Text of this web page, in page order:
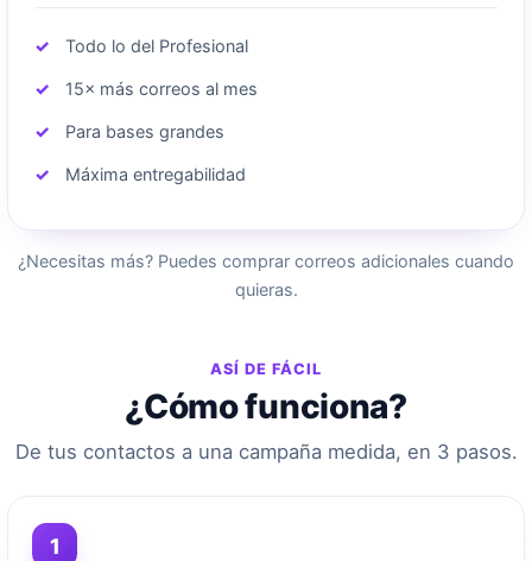
Todo lo del Profesional
15× más correos al mes
Para bases grandes
Máxima entregabilidad
¿Necesitas más? Puedes comprar correos adicionales cuando
quieras.
ASÍ DE FÁCIL
¿Cómo funciona?
De tus contactos a una campaña medida, en 3 pasos.
1